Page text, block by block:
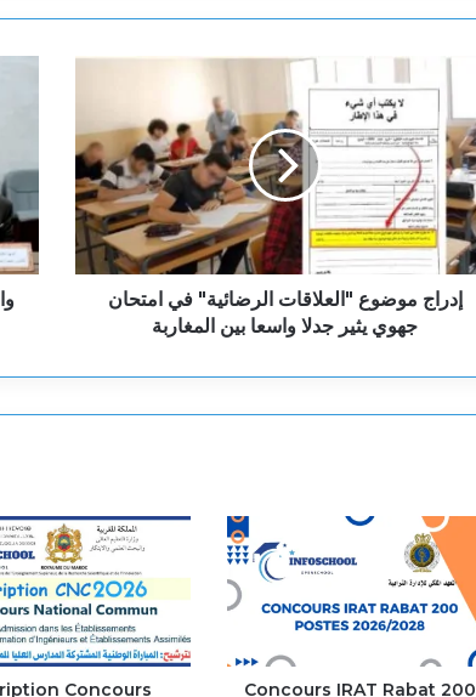
إدراج موضوع "العلاقات الرضائية" في امتحان
جهوي يثير جدلا واسعا بين المغاربة
Concours Concours IRAT Rabat 200